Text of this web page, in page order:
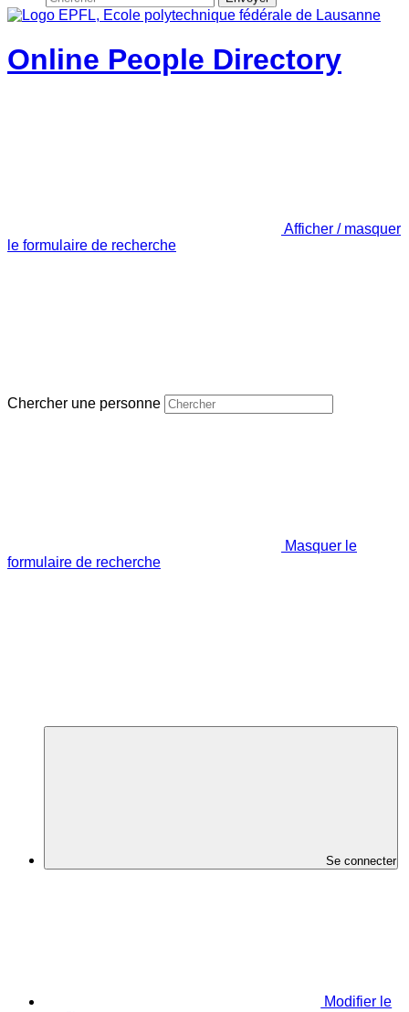
Online People Directory
Afficher / masquer
le formulaire de recherche
Chercher une personne
Masquer le
formulaire de recherche
Se connecter
Modifier le